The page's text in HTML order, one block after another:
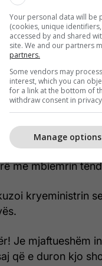
tij, rehatimi i
madje edhe
energjetik dhe
Kurti”, ka
Më të
i shëron? A
e
shkak të diskursit
e gjyshërve e
me mbiemrin
kryeministrin
Je mjaftueshëm
që e duron kjo
Your personal data will be
(cookies, unique
accessed by and shared
site. We and our partners
partners.
Some vendors may
interest, which you can
for a link at the bottom of
withdraw consent in
Manage options